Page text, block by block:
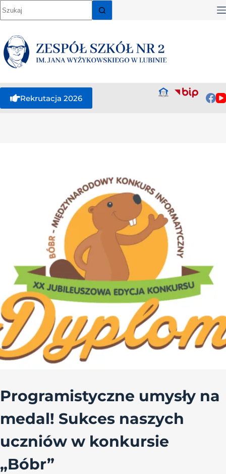
Rekrutacja 2026
Programistyczne umysły na
medal! Sukces naszych
uczniów w konkursie
„Bóbr”